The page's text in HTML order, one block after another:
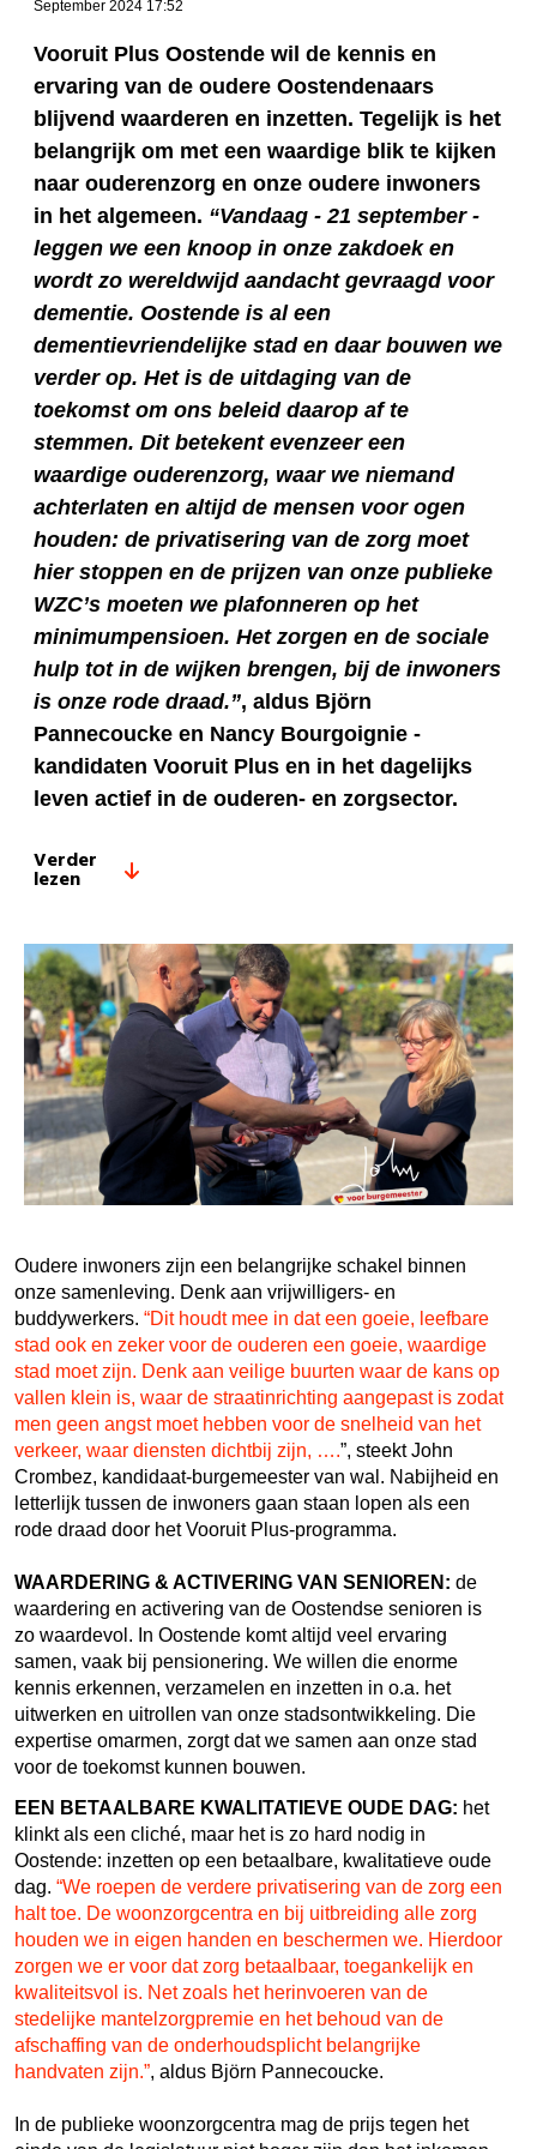
September 2024 17:52
Vooruit Plus Oostende wil de kennis en
ervaring van de oudere Oostendenaars
blijvend waarderen en inzetten. Tegelijk is het
belangrijk om met een waardige blik te kijken
naar ouderenzorg en onze oudere inwoners
in het algemeen. “Vandaag - 21 september -
leggen we een knoop in onze zakdoek en
wordt zo wereldwijd aandacht gevraagd voor
dementie. Oostende is al een
dementievriendelijke stad en daar bouwen we
verder op. Het is de uitdaging van de
toekomst om ons beleid daarop af te
stemmen. Dit betekent evenzeer een
waardige ouderenzorg, waar we niemand
achterlaten en altijd de mensen voor ogen
houden: de privatisering van de zorg moet
hier stoppen en de prijzen van onze publieke
WZC’s moeten we plafonneren op het
minimumpensioen. Het zorgen en de sociale
hulp tot in de wijken brengen, bij de inwoners
is onze rode draad.”, aldus Björn
Pannecoucke en Nancy Bourgoignie -
kandidaten Vooruit Plus en in het dagelijks
leven actief in de ouderen- en zorgsector.
Verder
lezen
Oudere inwoners zijn een belangrijke schakel binnen
onze samenleving. Denk aan vrijwilligers- en
buddywerkers. “Dit houdt mee in dat een goeie, leefbare
stad ook en zeker voor de ouderen een goeie, waardige
stad moet zijn. Denk aan veilige buurten waar de kans op
vallen klein is, waar de straatinrichting aangepast is zodat
men geen angst moet hebben voor de snelheid van het
verkeer, waar diensten dichtbij zijn, ….”, steekt John
Crombez, kandidaat-burgemeester van wal. Nabijheid en
letterlijk tussen de inwoners gaan staan lopen als een
rode draad door het Vooruit Plus-programma.
WAARDERING & ACTIVERING VAN SENIOREN: de
waardering en activering van de Oostendse senioren is
zo waardevol. In Oostende komt altijd veel ervaring
samen, vaak bij pensionering. We willen die enorme
kennis erkennen, verzamelen en inzetten in o.a. het
uitwerken en uitrollen van onze stadsontwikkeling. Die
expertise omarmen, zorgt dat we samen aan onze stad
voor de toekomst kunnen bouwen.
EEN BETAALBARE KWALITATIEVE OUDE DAG: het
klinkt als een cliché, maar het is zo hard nodig in
Oostende: inzetten op een betaalbare, kwalitatieve oude
dag. “We roepen de verdere privatisering van de zorg een
halt toe. De woonzorgcentra en bij uitbreiding alle zorg
houden we in eigen handen en beschermen we. Hierdoor
zorgen we er voor dat zorg betaalbaar, toegankelijk en
kwaliteitsvol is. Net zoals het herinvoeren van de
stedelijke mantelzorgpremie en het behoud van de
afschaffing van de onderhoudsplicht belangrijke
handvaten zijn.”, aldus Björn Pannecoucke.
In de publieke woonzorgcentra mag de prijs tegen het